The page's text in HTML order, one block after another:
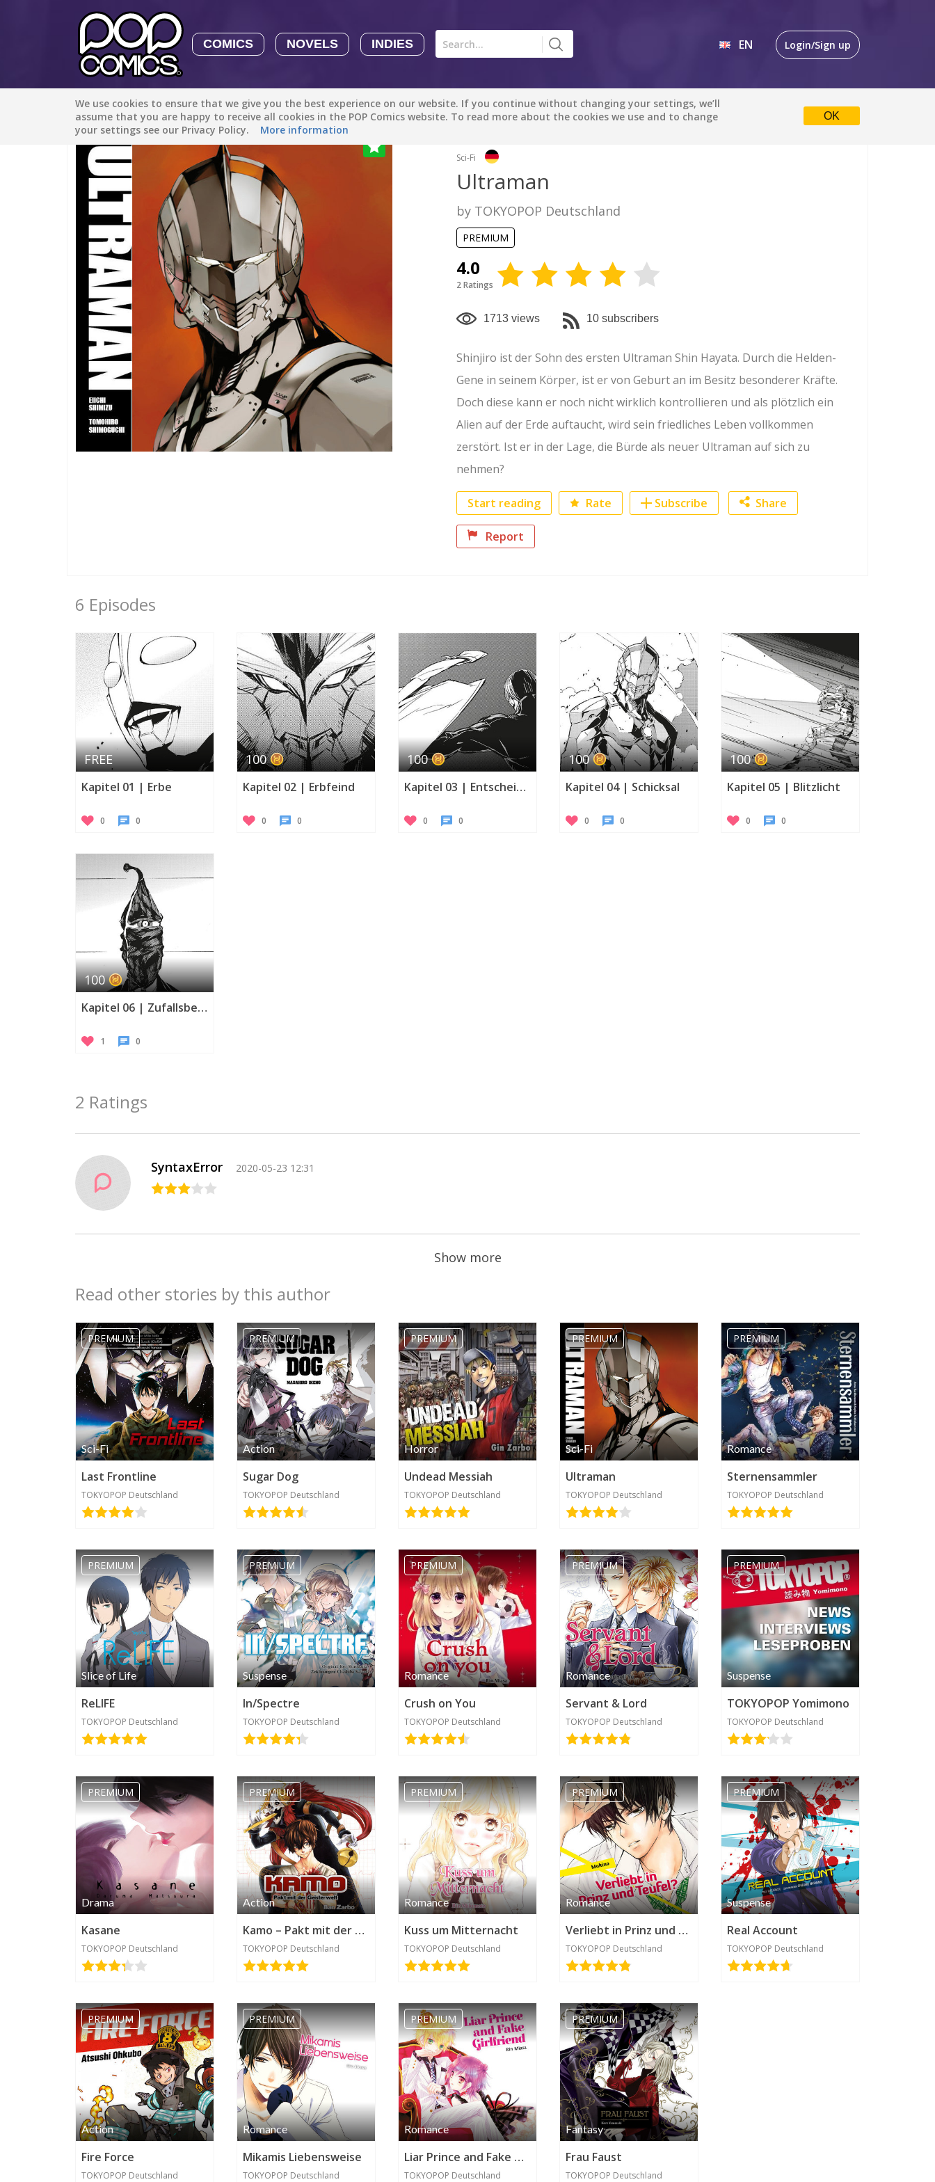
COMICS NOVELS INDIES
Manga Tutorials with Sophie-chan
Sophie-chan
PREMIUM
Beauty and The Beast - The Beast's Tale (Disney Manga)
Disney Manga
PREMIUM
show more
EN Login/Sign up
We use cookies to ensure that we give you the best experience on our website. If you continue without changing your settings, we’ll
assume that you are happy to receive all cookies in the POP Comics website. To read more about the cookies we use and to change
your settings see our Privacy Policy.
More information
OK
All stories / Sci-Fi / Ultraman
Sci-Fi
Ultraman
by TOKYOPOP Deutschland
PREMIUM
4.0
2 Ratings
1713 views 10 subscribers
Shinjiro ist der Sohn des ersten Ultraman Shin Hayata. Durch die Helden-
Gene in seinem Körper, ist er von Geburt an im Besitz besonderer Kräfte.
Doch diese kann er noch nicht wirklich kontrollieren und als plötzlich ein
Alien auf der Erde auftaucht, wird sein friedliches Leben vollkommen
zerstört. Ist er in der Lage, die Bürde als neuer Ultraman auf sich zu
nehmen?
Start reading Subscribe
Rate Share
Report
6 Episodes
FREE
Kapitel 01 | Erbe
0 0
100
Kapitel 02 | Erbfeind
0 0
100
Kapitel 03 | Entscheidung
0 0
100
Kapitel 04 | Schicksal
0 0
100
Kapitel 05 | Blitzlicht
0 0
100
Kapitel 06 | Zufallsbegegnung
1 0
2 Ratings
SyntaxError 2020-05-23 12:31
claralu
2020-05-20
07:49
Show more
Read other stories by this author
PREMIUM
Sci-Fi
Last Frontline
TOKYOPOP Deutschland
PREMIUM
Action
Sugar Dog
TOKYOPOP Deutschland
PREMIUM
Horror
Undead Messiah
TOKYOPOP Deutschland
PREMIUM
Sci-Fi
Ultraman
TOKYOPOP Deutschland
PREMIUM
Romance
Sternensammler
TOKYOPOP Deutschland
PREMIUM
Slice of Life
ReLIFE
TOKYOPOP Deutschland
PREMIUM
Suspense
In/Spectre
TOKYOPOP Deutschland
PREMIUM
Romance
Crush on You
TOKYOPOP Deutschland
PREMIUM
Romance
Servant & Lord
TOKYOPOP Deutschland
PREMIUM
Suspense
TOKYOPOP Yomimono
TOKYOPOP Deutschland
PREMIUM
Drama
Kasane
TOKYOPOP Deutschland
PREMIUM
Action
Kamo – Pakt mit der Geisterwelt
TOKYOPOP Deutschland
PREMIUM
Romance
Kuss um Mitternacht
TOKYOPOP Deutschland
PREMIUM
Romance
Verliebt in Prinz und Teufel?
TOKYOPOP Deutschland
PREMIUM
Suspense
Real Account
TOKYOPOP Deutschland
PREMIUM
Action
Fire Force
TOKYOPOP Deutschland
PREMIUM
Romance
Mikamis Liebensweise
TOKYOPOP Deutschland
PREMIUM
Romance
Liar Prince and Fake Girlfriend
TOKYOPOP Deutschland
PREMIUM
Fantasy
Frau Faust
TOKYOPOP Deutschland